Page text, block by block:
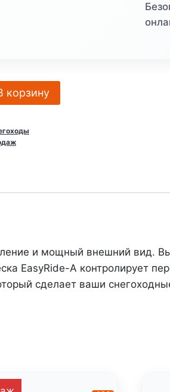
корзину
и мощный внешний вид.
EasyRide-A контролирует
сделает ваши